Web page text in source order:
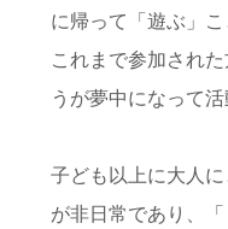
に帰って「遊ぶ」
これまで参加され
うが夢中になって
子ども以上に大人
が非日常であり、